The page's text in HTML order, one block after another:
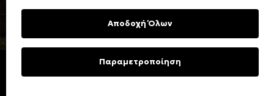
Συχνές Ερωτήσεις
Φροντίδα Ρούχων
υφασμάτων
Επικοινωνία
Copyright © 2023 Energiers.gr
Αποδοχή Όλων
Παραμετροποίηση